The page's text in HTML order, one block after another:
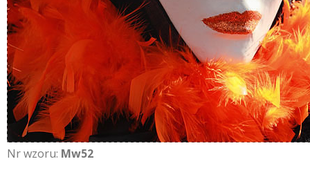
Nr wzoru: Mw52